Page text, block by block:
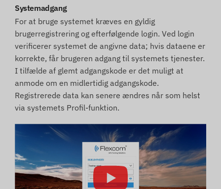
Systemadgang
For at bruge systemet kræves en gyldig
brugerregistrering og efterfølgende login. Ved login
verificerer systemet de angivne data; hvis dataene er
korrekte, får brugeren adgang til systemets tjenester.
I tilfælde af glemt adgangskode er det muligt at
anmode om en midlertidig adgangskode.
Registrerede data kan senere ændres når som helst
via systemets Profil-funktion.